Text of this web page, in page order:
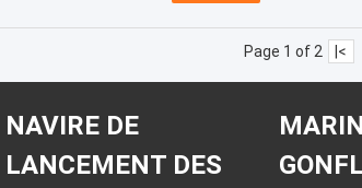
Page 1 of 2 |<
NAVIRE DE
LANCEMENT DES